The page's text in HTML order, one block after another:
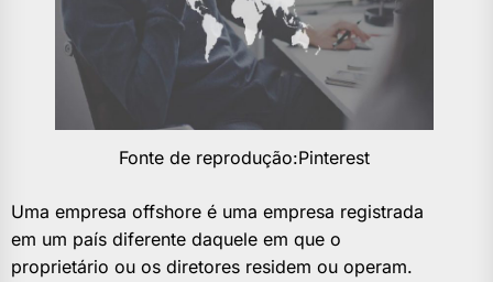
Fonte de reprodução:Pinterest
Uma empresa offshore é uma empresa registrada
em um país diferente daquele em que o
proprietário ou os diretores residem ou operam.